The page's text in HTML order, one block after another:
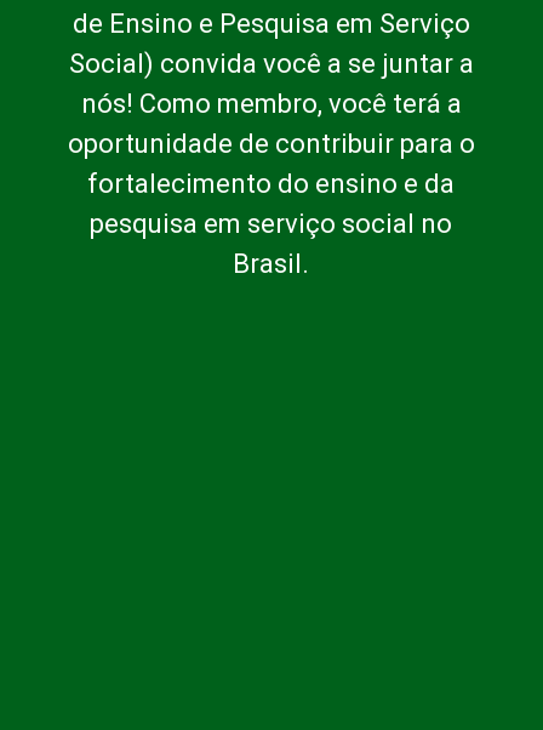
de Ensino e Pesquisa em Serviço
Social) convida você a se juntar a
nós! Como membro, você terá a
oportunidade de contribuir para o
fortalecimento do ensino e da
pesquisa em serviço social no
Brasil.